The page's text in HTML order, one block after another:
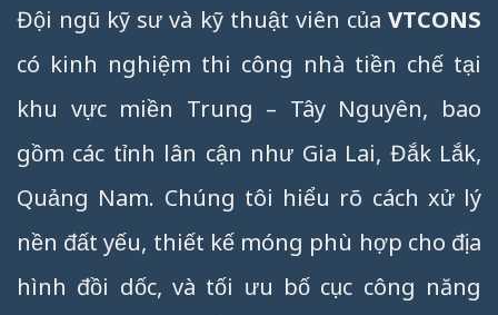
Đội ngũ kỹ sư và kỹ thuật viên của VTCONS
có kinh nghiệm thi công nhà tiền chế tại
khu vực miền Trung – Tây Nguyên, bao
gồm các tỉnh lân cận như Gia Lai, Đắk Lắk,
Quảng Nam. Chúng tôi hiểu rõ cách xử lý
nền đất yếu, thiết kế móng phù hợp cho địa
hình đồi dốc, và tối ưu bố cục công năng